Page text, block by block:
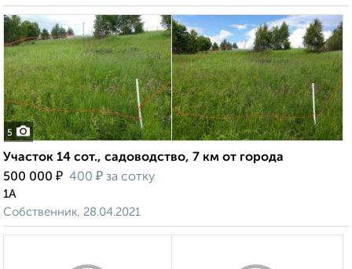
5
Участок 14 сот., садоводство, 7 км от города
500 000 ₽ 400 ₽ за сотку
1А
Собственник, 28.04.2021